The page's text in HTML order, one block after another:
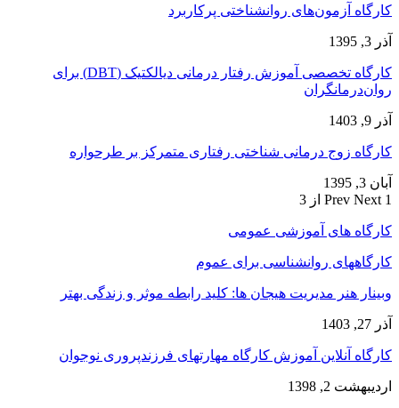
کارگاه آزمون‌های روانشناختی پرکاربرد
آذر 3, 1395
کارگاه تخصصی آموزش رفتار درمانی دیالکتیک (DBT) برای
روان‌درمانگران
آذر 9, 1403
کارگاه زوج‌ درمانی شناختی رفتاری متمرکز بر طرحواره
آبان 3, 1395
Prev Next 1 از 3
کارگاه های آموزشی عمومی
کارگاههای روانشناسی برای عموم
وبینار هنر مدیریت هیجان ها: کلید رابطه موثر و زندگی بهتر
آذر 27, 1403
کارگاه آنلاین آموزش کارگاه مهارتهای فرزندپروری نوجوان
اردیبهشت 2, 1398